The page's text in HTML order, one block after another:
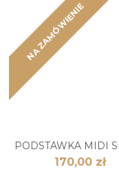
NA ZAMÓWIENIE
PODSTAWKA MIDI
170,00 zł